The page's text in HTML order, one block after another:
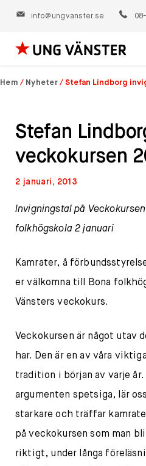
info@ungvanster.se
Hoppa
till
Hem / Nyheter /Stefan Lindborg
Stefan
veckokursen
2 januari, 2013
Invigningstal på
folkhögskola 2 januari
Kamrater, å
er välkomna till Bona
Vänsters veckokurs.
Veckokursen är något utav
har. Den är en av våra
tradition i början av varje
argumenten spetsiga, lär
starkare och träffar
på veckokursen som man
riktigt, under långa